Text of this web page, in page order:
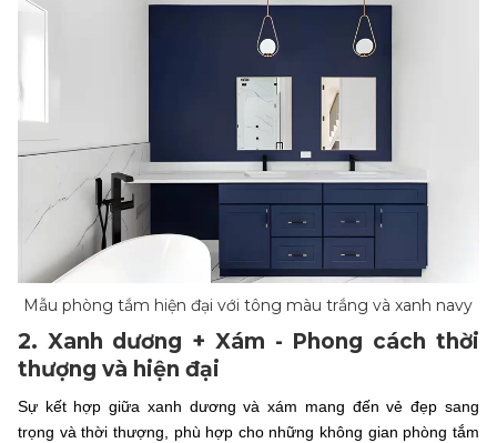
Mẫu phòng tắm hiện đại với tông màu trắng và xanh navy
2. Xanh dương + Xám - Phong cách thời
thượng và hiện đại
Sự kết hợp giữa xanh dương và xám mang đến vẻ đẹp sang
trọng và thời thượng, phù hợp cho những không gian phòng tắm